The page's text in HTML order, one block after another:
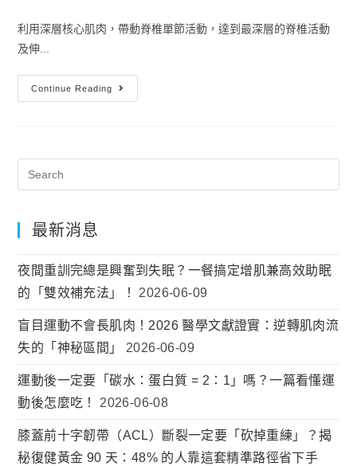
利用深層核心肌肉，帶動脊椎單節活動，達到最深層的脊椎活動
及伸...
Continue Reading
最新消息
夜間重訓完總是興奮到失眠？一餐搞定增肌兼高效助眠
的「雙效補充法」！
2026-06-09
盲目運動不會長肌肉！2026 醫學文獻證實：逆轉肌肉流
失的「神秘區間」
2026-06-09
運動後一定要「碳水：蛋白質 = 2：1」嗎？一篇看懂運
動後怎麼吃！
2026-06-08
膝蓋前十字韌帶（ACL）斷裂一定要「砍掉重練」？揭
秘復健黃金 90 天：48% 的人靠這套精準路徑省下手